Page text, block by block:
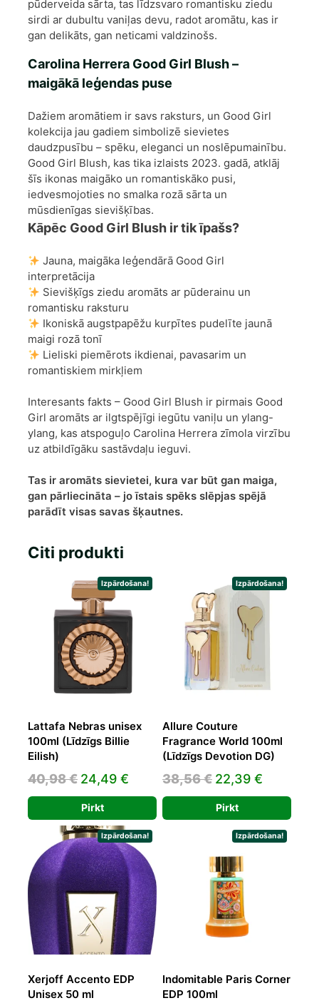
pūderveida sārta, tas līdzsvaro romantisku ziedu
sirdi ar dubultu vaniļas devu, radot aromātu, kas ir
gan delikāts, gan neticami valdzinošs.
Carolina Herrera Good Girl Blush –
maigākā leģendas puse
Dažiem aromātiem ir savs raksturs, un Good Girl
kolekcija jau gadiem simbolizē sievietes
daudzpusību – spēku, eleganci un noslēpumainību.
Good Girl Blush, kas tika izlaists 2023. gadā, atklāj
šīs ikonas maigāko un romantiskāko pusi,
iedvesmojoties no smalka rozā sārta un
mūsdienīgas sievišķības.
Kāpēc Good Girl Blush ir tik īpašs?
Jauna, maigāka leģendārā Good Girl
interpretācija
Sievišķīgs ziedu aromāts ar pūderainu un
romantisku raksturu
Ikoniskā augstpapēžu kurpītes pudelīte jaunā
maigi rozā tonī
Lieliski piemērots ikdienai, pavasarim un
romantiskiem mirkļiem
Interesants fakts – Good Girl Blush ir pirmais Good
Girl aromāts ar ilgtspējīgi iegūtu vaniļu un ylang-
ylang, kas atspoguļo Carolina Herrera zīmola virzību
uz atbildīgāku sastāvdaļu ieguvi.
Tas ir aromāts sievietei, kura var būt gan maiga,
gan pārliecināta – jo īstais spēks slēpjas spējā
parādīt visas savas šķautnes.
Citi produkti
Izpārdošana!
Lattafa Nebras unisex
100ml (Līdzīgs Billie
Eilish)
40,98€ Original
price
was:
40,98 €.
24,49 € Current
price
is:
24,49 €.
Pirkt
Izpārdošana!
Allure Couture
Fragrance World 100ml
(Līdzīgs Devotion DG)
38,56€ Original
price
was:
38,56 €.
22,39 €
price
is:
22,39 €.
Pirkt
Izpārdošana!
Xerjoff Accento EDP
Unisex 50 ml
Izpārdošana!
Indomitable Paris Corner
EDP 100ml